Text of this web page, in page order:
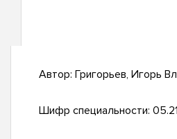
Автор: Григорьев, Игорь
Шифр специальности: